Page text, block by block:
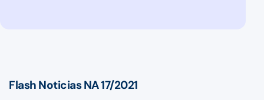
Flash Noticias NA 17/2021